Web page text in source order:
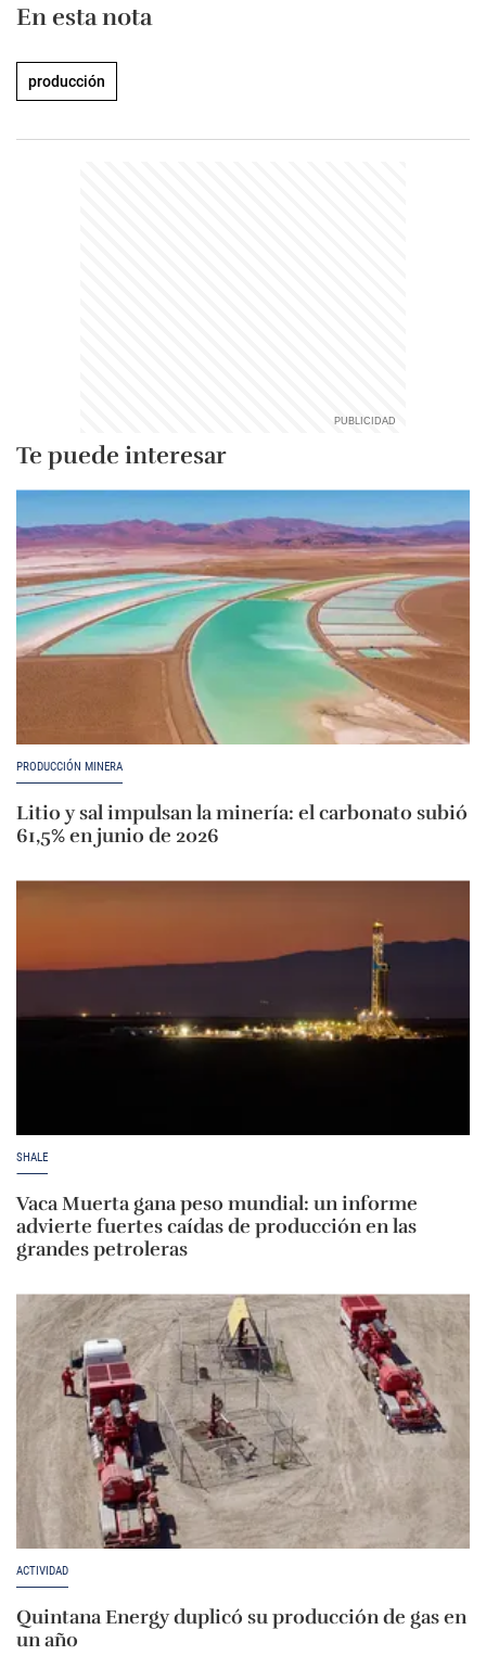
En esta nota
producción
Te puede interesar
PRODUCCIÓN MINERA
Litio y sal impulsan la minería: el carbonato subió
61,5% en junio de 2026
SHALE
Vaca Muerta gana peso mundial: un informe
advierte fuertes caídas de producción en las
grandes petroleras
ACTIVIDAD
Quintana Energy duplicó su producción de gas en
un año